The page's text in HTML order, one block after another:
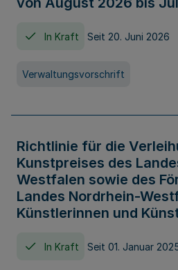
In Kraft Seit 20. Juni 2026
Verwaltungsvorschrift
Richtlinie für die
Kunstpreises des
Westfalen sowie des
Landes Nordrhein-
Künstlerinnen und
In Kraft Seit 01. Januar